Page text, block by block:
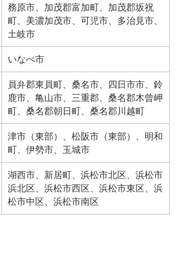
務原市、加茂郡富加町、加茂郡坂祝
町、美濃加茂市、可児市、多治見市、
土岐市
いなべ市
員弁郡東員町、桑名市、四日市市、鈴
鹿市、亀山市、三重郡、桑名郡木曾岬
町、桑名郡朝日町、桑名郡川越町
津市（東部）、松阪市（東部）、明和
町、伊勢市、玉城市
湖西市、新居町、浜松市北区、浜松市
浜北区、浜松市西区、浜松市東区、浜
松市中区、浜松市南区